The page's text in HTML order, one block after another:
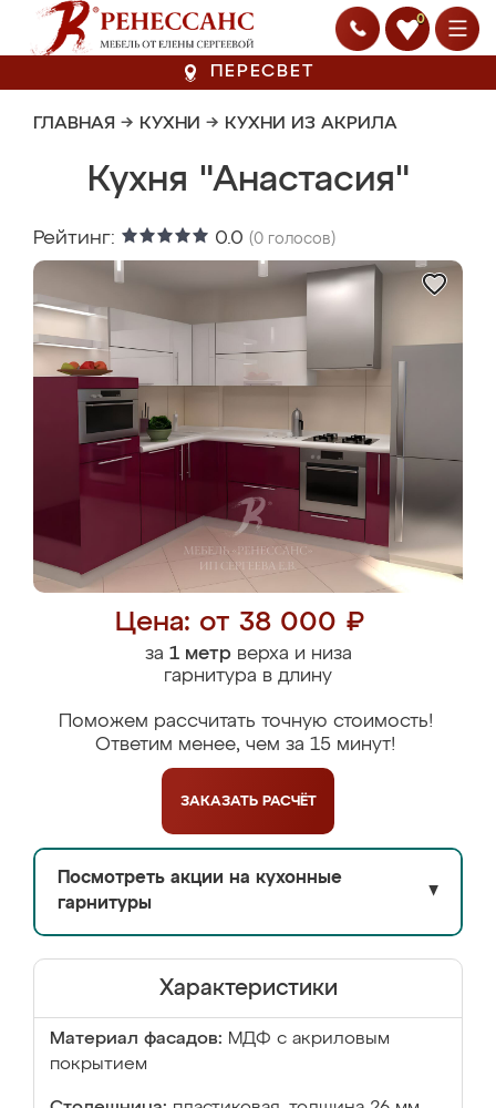
0
ПЕРЕСВЕТ
ГЛАВНАЯ → КУХНИ → КУХНИ ИЗ АКРИЛА
Кухня "Анастасия"
Рейтинг: 0.0 (0 голосов)
Цена: от 38 000 ₽
за 1 метрверха и низа
гарнитура в длину
Поможем рассчитать точную стоимость!
Ответим менее, чем за 15 минут!
ЗАКАЗАТЬ РАСЧЁТ
Посмотреть акции на кухонные
гарнитуры
▼
Характеристики
Материал фасадов: МДФ с акриловым
покрытием